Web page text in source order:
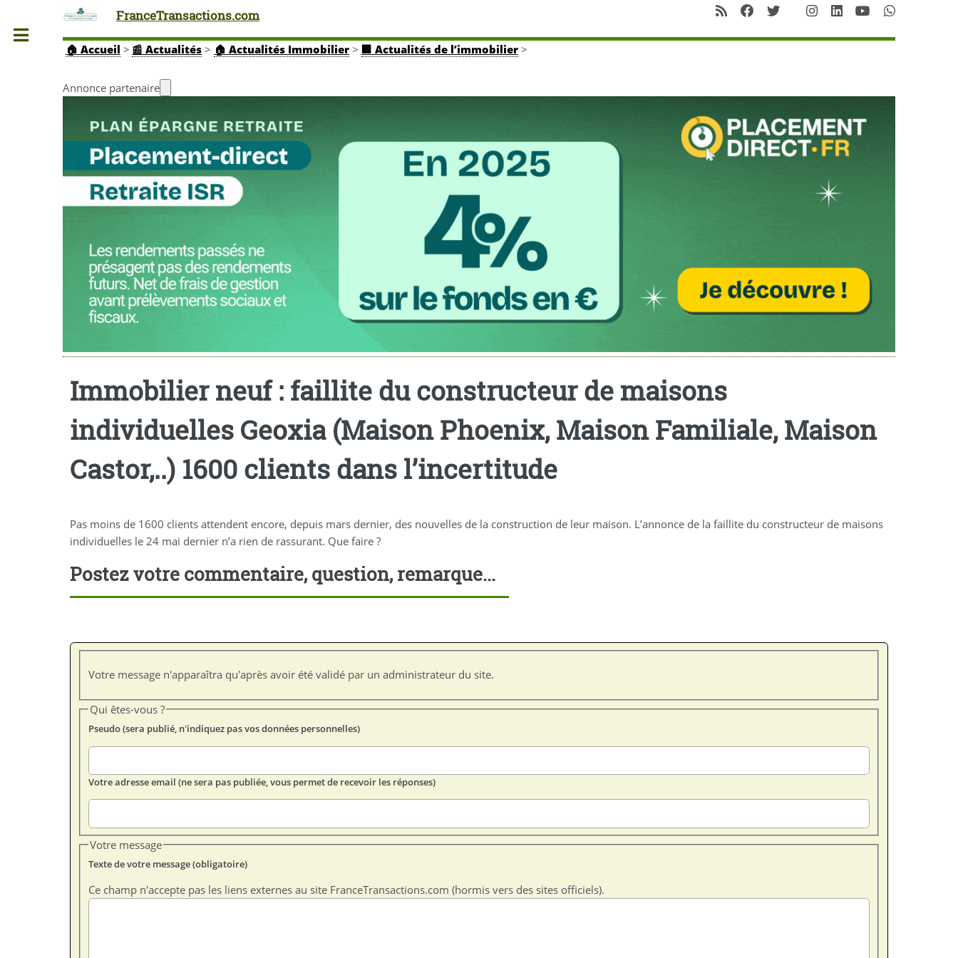
FranceTransactions.com
🏠 Accueil > 📰 Actualités > 🏠 Actualités Immobilier> 🏢 Actualités de l’immobilier>
Annonce partenaire
Immobilier neuf : faillite du constructeur de maisons
individuelles Geoxia (Maison Phoenix, Maison Familiale, Maison
Castor,..) 1600 clients dans l’incertitude
Pas moins de 1600 clients attendent encore, depuis mars dernier, des nouvelles de la construction de leur maison. L’annonce de la faillite du constructeur de maisons
individuelles le 24 mai dernier n’a rien de rassurant. Que faire ?
Postez votre commentaire, question, remarque...
Votre message n'apparaîtra qu'après avoir été validé par un administrateur du site.
Qui êtes-vous ?
Pseudo (sera publié, n'indiquez pas vos données personnelles)
Votre adresse email (ne sera pas publiée, vous permet de recevoir les réponses)
Votre message
Texte de votre message (obligatoire)
Ce champ n'accepte pas les liens externes au site FranceTransactions.com (hormis vers des sites officiels).
Toggle